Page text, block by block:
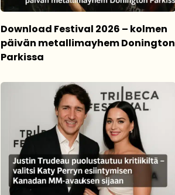
Download Festival 2026 – kolmen
päivän metallimayhem Donington
Parkissa